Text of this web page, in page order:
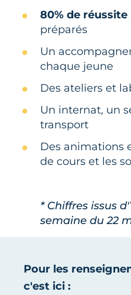
80% de réussite
préparés
Un
chaque jeune
Des ateliers et
Un internat, un
transport
Des animations
de cours et les
* Chiffres issus
semaine du 22
Pour les
c'est ici :